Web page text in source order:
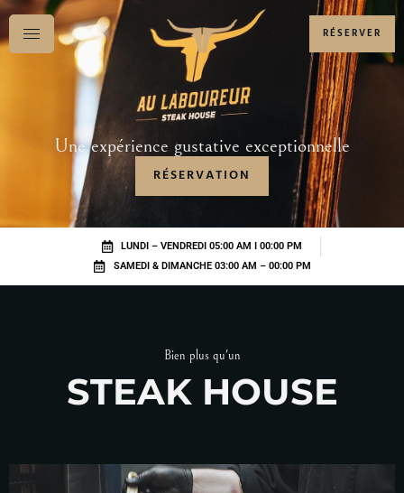
RÉSERVER
Une expérience gustative exceptionnelle
RÉSERVATION
LUNDI – VENDREDI 05:00 AM I 00:00 PM
SAMEDI & DIMANCHE 03:00 AM – 00:00 PM
Bien plus qu'un
STEAK HOUSE